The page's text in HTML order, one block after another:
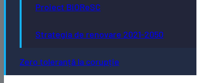
Proiect BiOReSC
Strategia de renovare 2021-2050
Zero toleranță la corupție